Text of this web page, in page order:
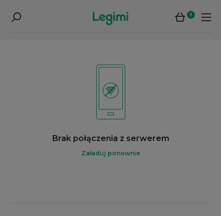
0
Brak połączenia z serwerem
Załaduj ponownie